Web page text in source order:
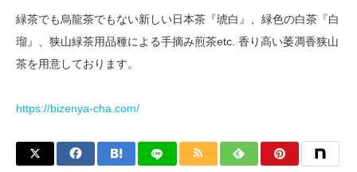
緑茶でも烏龍茶でもない新しい日本茶『琥白』、緑色の白茶『白
瑠』、狭山緑茶用品種による手摘み煎茶etc. 香り高い萎凋香狭山
茶を用意しております。
https://bizenya-cha.com/